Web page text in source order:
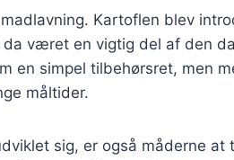
Kartoflen blev
været en vigtig del af den
en simpel tilbehørsret, men
måltider.
sig, er også måderne at